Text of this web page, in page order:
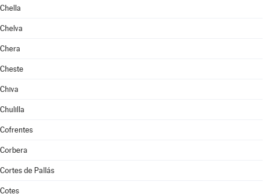
Chella
Chelva
Chera
Cheste
Chiva
Chulilla
Cofrentes
Corbera
Cortes de Pallás
Cotes